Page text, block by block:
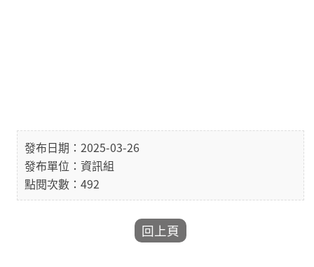
發布日期：2025-03-26
發布單位：資訊組
點閱次數：492